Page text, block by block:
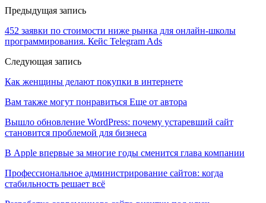
Предыдущая запись
452 заявки по стоимости ниже рынка для онлайн-школы
программирования. Кейс Telegram Ads
Следующая запись
Как женщины делают покупки в интернете
Вам также могут понравиться Еще от автора
Вышло обновление WordPress: почему устаревший сайт
становится проблемой для бизнеса
В Apple впервые за многие годы сменится глава компании
Профессиональное администрирование сайтов: когда
стабильность решает всё